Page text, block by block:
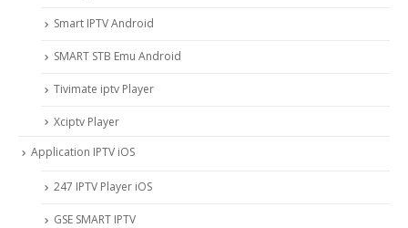
Smart IPTV Android
SMART STB Emu Android
Tivimate iptv Player
Xciptv Player
Application IPTV iOS
247 IPTV Player iOS
‎GSE SMART IPTV